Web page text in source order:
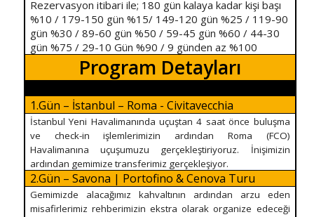
Rezervasyon itibari ile; 180 gün kalaya kadar kişi başı
%10 / 179-150 gün %15/ 149-120 gün %25 / 119-90
gün %30 / 89-60 gün %50 / 59-45 gün %60 / 44-30
gün %75 / 29-10 Gün %90 / 9 günden az %100
Program Detayları
1.Gün – İstanbul – Roma - Civitavecchia
İstanbul Yeni Havalimanında uçuştan 4 saat önce buluşma
ve check-in işlemlerimizin ardından Roma (FCO)
Havalimanına uçuşumuzu gerçekleştiriyoruz. İnişimizin
ardından gemimize transferimiz gerçekleşiyor.
2.Gün – Savona | Portofino & Cenova Turu
Gemimizde alacağımız kahvaltının ardından arzu eden
misafirlerimiz rehberimizin ekstra olarak organize edeceği